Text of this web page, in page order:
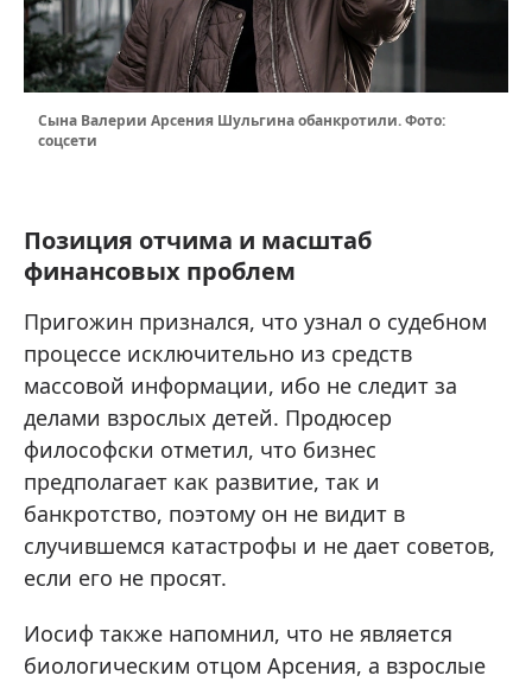
Сына Валерии Арсения Шульгина обанкротили. Фото:
соцсети
Позиция отчима и масштаб
финансовых проблем
Пригожин признался, что узнал о судебном
процессе исключительно из средств
массовой информации, ибо не следит за
делами взрослых детей. Продюсер
философски отметил, что бизнес
предполагает как развитие, так и
банкротство, поэтому он не видит в
случившемся катастрофы и не дает советов,
если его не просят.
Иосиф также напомнил, что не является
биологическим отцом Арсения, а взрослые